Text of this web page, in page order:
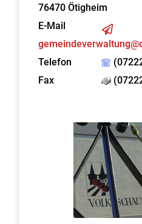
76470 Ötigheim
E-Mail
Telefon
Fax